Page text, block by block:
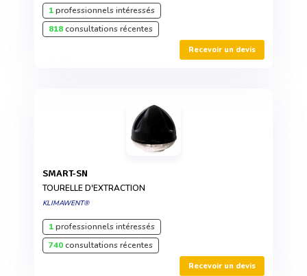
1professionnels intéressés
818consultations récentes
Recevoir un devis
SMART-SN
TOURELLE D'EXTRACTION
KLIMAWENT®
1professionnels intéressés
740consultations récentes
Recevoir un devis